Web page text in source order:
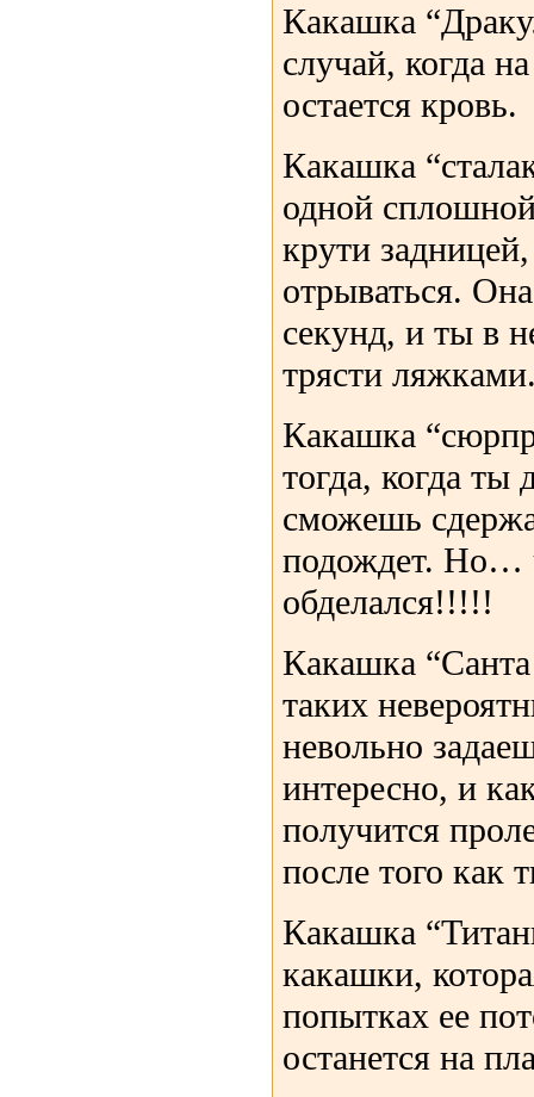
Какашка
случай, когда
остается кровь.
Какашка
одной
крути
отрываться.
секунд, и ты в
трясти
Какашка
тогда, когда ты
сможешь
подождет. Но…
обделался!!!!!
Какашка
таких
невольно
интересно, и
получится
после того как
Какашка
какашки,
попытках ее
останется на